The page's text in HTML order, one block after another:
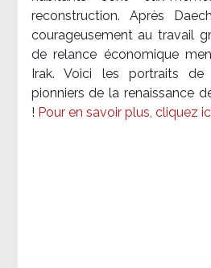
reconstruction. Après
courageusement au travail
de relance économique
Irak. Voici les portraits de
pionniers de la renaissance
! Pour en savoir plus, cliquez